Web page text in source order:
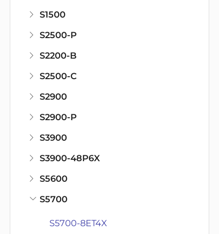
S1500
S2500-P
S2200-B
S2500-C
S2900
S2900-P
S3900
S3900-48P6X
S5600
S5700
S5700-8ET4X